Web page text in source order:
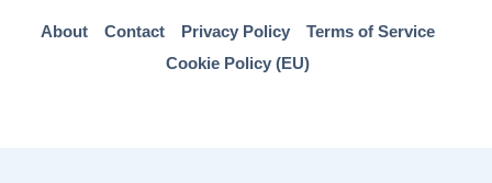
About Contact Privacy Policy
Terms of Service
Cookie Policy (EU)